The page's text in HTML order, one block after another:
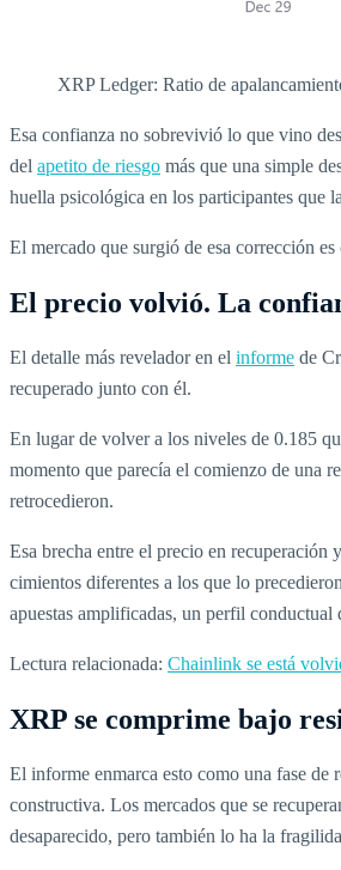
XRP Ledger: Ratio de
Esa confianza no sobrevivió lo que vino
del apetito de riesgo más que una simple
huella psicológica en los participantes que
El mercado que surgió de esa corrección
El precio volvió. La
El detalle más revelador en el informe de
recuperado junto con él.
En lugar de volver a los niveles de 0.185
momento que parecía el comienzo de una
retrocedieron.
Esa brecha entre el precio en
cimientos diferentes a los que lo
apuestas amplificadas, un perfil
Lectura relacionada: Chainlink se está
XRP se comprime bajo
El informe enmarca esto como una fase de
constructiva. Los mercados que se
desaparecido, pero también lo ha la